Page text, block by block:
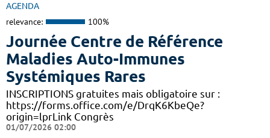
AGENDA
relevance: 100%
Journée Centre de Référence
Maladies Auto-Immunes
Systémiques Rares
INSCRIPTIONS gratuites mais obligatoire sur :
https://forms.office.com/e/DrqK6KbeQe?
origin=lprLink Congrès
01/07/2026 02:00